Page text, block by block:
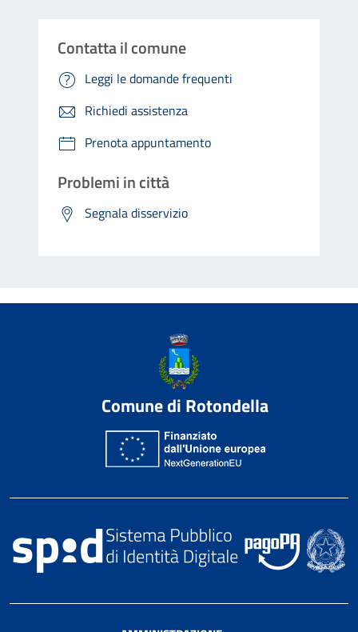
Contatta il comune
Leggi le domande frequenti
Richiedi assistenza
Prenota appuntamento
Problemi in città
Segnala disservizio
Comune di Rotondella